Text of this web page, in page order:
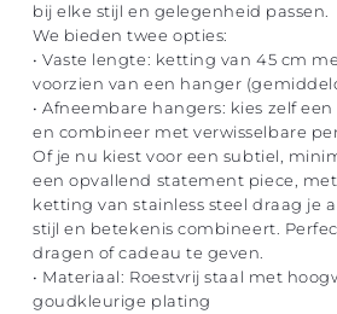
bij elke stijl en gelegenheid passen.
We bieden twee opties:
• Vaste lengte: ketting van 45 cm
voorzien van een hanger
• Afneembare hangers: kies zelf
en combineer met verwisselbare
Of je nu kiest voor een subtiel,
een opvallend statement piece,
ketting van stainless steel draag je
stijl en betekenis combineert.
dragen of cadeau te geven.
• Materiaal: Roestvrij staal met
goudkleurige plating